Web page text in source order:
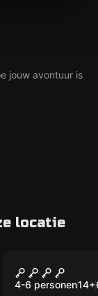
jouw avontuur is
locatie
Nieuw
Heineken
4-6 personen14+